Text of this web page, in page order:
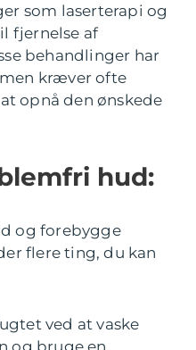
som laserterapi og
fjernelse af
behandlinger har
kræver ofte
opnå den ønskede
hud:
og forebygge
flere ting, du kan
ved at vaske
og bruge en